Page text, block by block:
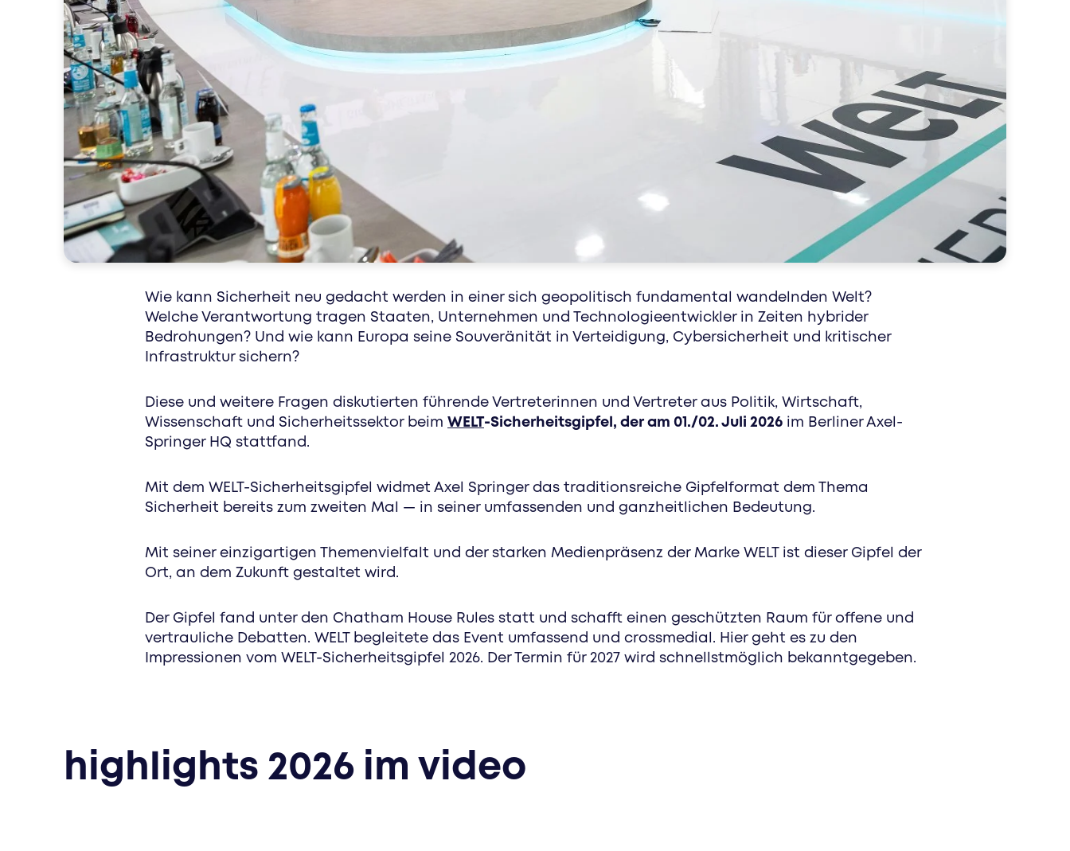
data
wissen ist macht, nutze die power von daten – custom werbelösungen, die genau die
special interest
healthcare. sport. markenkonzepte. erreiche genau die richtigen menschen mit speziell
Wie kann Sicherheit neu gedacht werden in einer sich geopolitisch fundamental wandelnden Welt?
Welche Verantwortung tragen Staaten, Unternehmen und Technologieentwickler in Zeiten hybrider
Bedrohungen? Und wie kann Europa seine Souveränität in Verteidigung, Cybersicherheit und kritischer
Infrastruktur sichern?
Diese und weitere Fragen diskutierten führende Vertreterinnen und Vertreter aus Politik, Wirtschaft,
Wissenschaft und Sicherheitssektor beim WELT-Sicherheitsgipfel, der am 01./02. Juli 2026 im Berliner Axel-
Springer HQ stattfand.
Mit dem WELT-Sicherheitsgipfel widmet Axel Springer das traditionsreiche Gipfelformat dem Thema
Sicherheit bereits zum zweiten Mal — in seiner umfassenden und ganzheitlichen Bedeutung.
Mit seiner einzigartigen Themenvielfalt und der starken Medienpräsenz der Marke WELT ist dieser Gipfel der
Ort, an dem Zukunft gestaltet wird.
Der Gipfel fand unter den Chatham House Rules statt und schafft einen geschützten Raum für offene und
vertrauliche Debatten. WELT begleitete das Event umfassend und crossmedial. Hier geht es zu den
Impressionen vom WELT-Sicherheitsgipfel 2026. Der Termin für 2027 wird schnellstmöglich bekanntgegeben.
highlights 2026 im video